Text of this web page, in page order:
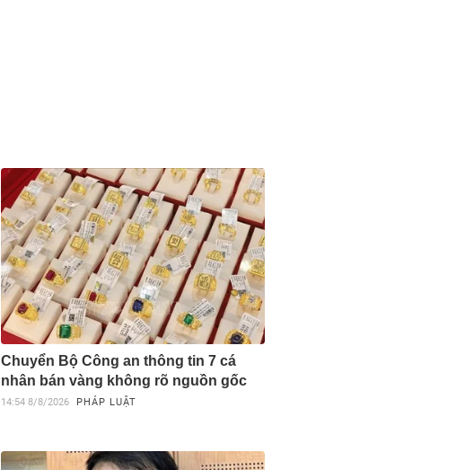
Chuyển Bộ Công an thông tin 7 cá
nhân bán vàng không rõ nguồn gốc
14:54 8/8/2026 PHÁP LUẬT